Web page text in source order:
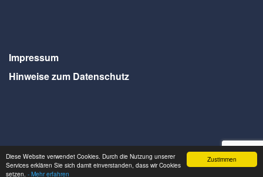
Zustimmen
Diese Website verwendet Cookies. Durch die Nutzung unserer
Services erklären Sie sich damit einverstanden, dass wir Cookies
setzen. - Mehr erfahren
Impressum
Hinweise zum Datenschutz
Webdesign Seventum